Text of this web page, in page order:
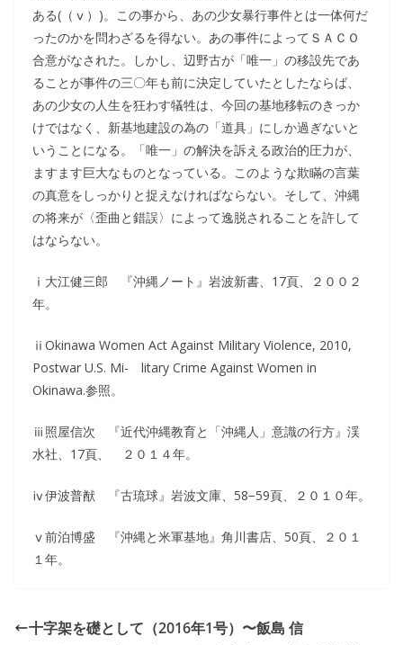
ある(（ⅴ）)。この事から、あの少女暴行事件とは一体何だ
ったのかを問わざるを得ない。あの事件によってＳＡＣＯ
合意がなされた。しかし、辺野古が「唯一」の移設先であ
ることが事件の三〇年も前に決定していたとしたならば、
あの少女の人生を狂わす犠牲は、今回の基地移転のきっか
けではなく、新基地建設の為の「道具」にしか過ぎないと
いうことになる。「唯一」の解決を訴える政治的圧力が、
ますます巨大なものとなっている。このような欺瞞の言葉
の真意をしっかりと捉えなければならない。そして、沖縄
の将来が〈歪曲と錯誤〉によって逸脱されることを許して
はならない。
ⅰ大江健三郎 『沖縄ノート』岩波新書、17頁、２００２
年。
ⅱOkinawa Women Act Against Military Violence, 2010,
Postwar U.S. Mi- litary Crime Against Women in
Okinawa.参照。
ⅲ照屋信次 『近代沖縄教育と「沖縄人」意識の行方』渓
水社、17頁、 ２０１４年。
ⅳ伊波普猷 『古琉球』岩波文庫、58−59頁、２０１０年。
ⅴ前泊博盛 『沖縄と米軍基地』角川書店、50頁、２０１
１年。
十字架を礎として（2016年1号）〜飯島 信